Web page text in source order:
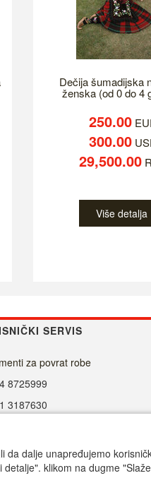
Dečija šumadijska
ženska (od 0 do 4
250.00
300.00
29,500.00
Više detalja
SERVIS
za povrat robe
8725999
3187630
vreme
dalje unapređujemo
klikom na dugme